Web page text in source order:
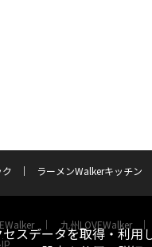
ラーメンWalkerキッチン
九州LOVEWalker
スデータを取得・利用